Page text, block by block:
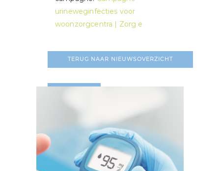
urineweginfecties voor
woonzorgcentra | Zorg e
TERUG NAAR NIEUWSOVERZICHT